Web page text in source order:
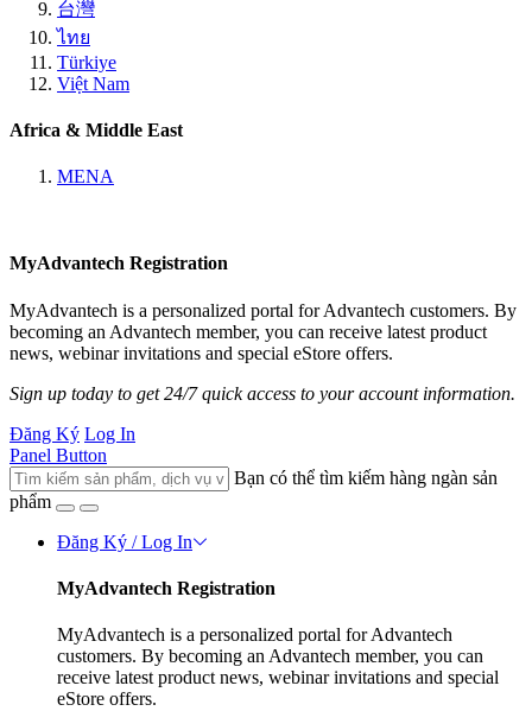
台灣
ไทย
Türkiye
Việt Nam
Africa & Middle East
MENA
MyAdvantech Registration
MyAdvantech is a personalized portal for Advantech customers. By
becoming an Advantech member, you can receive latest product
news, webinar invitations and special eStore offers.
Sign up today to get 24/7 quick access to your account information.
Đăng Ký Log In
Panel Button
Bạn có thể tìm kiếm hàng ngàn sản
phẩm
Đăng Ký / Log In
MyAdvantech Registration
MyAdvantech is a personalized portal for Advantech
customers. By becoming an Advantech member, you can
receive latest product news, webinar invitations and special
eStore offers.